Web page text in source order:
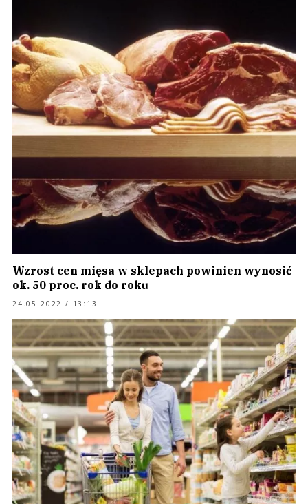
Wzrost cen mięsa w sklepach powinien wynosić
ok. 50 proc. rok do roku
24.05.2022 / 13:13